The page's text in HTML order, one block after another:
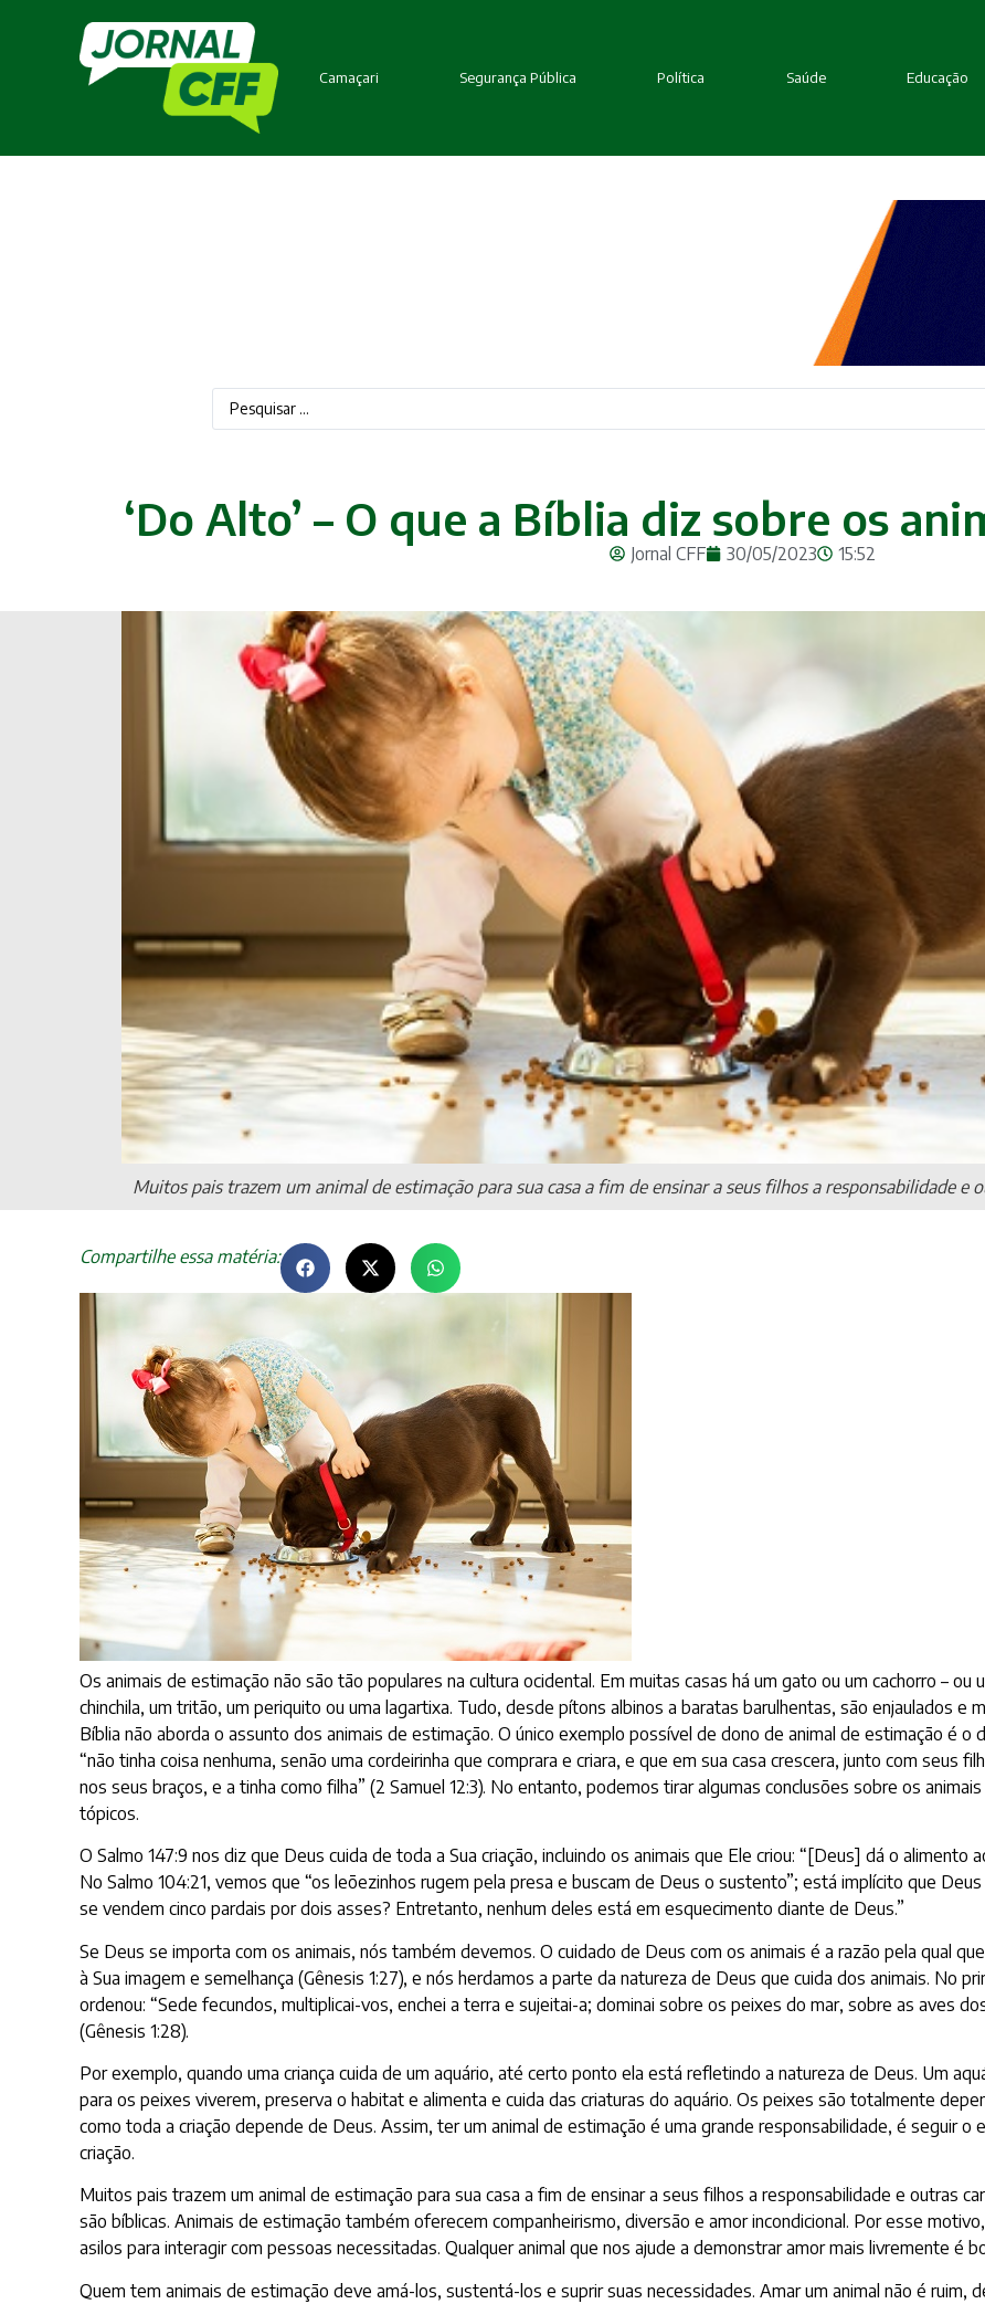
Camaçari Segurança Pública Política Saúde Educação
‘Do Alto’ – O que a Bíblia diz sobre os
Jornal CFF 30/05/2023 15:52
Muitos pais trazem um animal de estimação para sua casa a fim de ensinar a seus filhos a responsabilidade e
Compartilhe essa matéria:
Os animais de estimação não são tão populares na cultura ocidental. Em muitas casas há um gato ou um cachorro –
chinchila, um tritão, um periquito ou uma lagartixa. Tudo, desde pítons albinos a baratas barulhentas, são enjaulados e
Bíblia não aborda o assunto dos animais de estimação. O único exemplo possível de dono de animal de estimação é
“não tinha coisa nenhuma, senão uma cordeirinha que comprara e criara, e que em sua casa crescera, junto com seus
nos seus braços, e a tinha como filha” (2 Samuel 12:3). No entanto, podemos tirar algumas conclusões sobre os
tópicos.
O Salmo 147:9 nos diz que Deus cuida de toda a Sua criação, incluindo os animais que Ele criou: “[Deus] dá o alimento
No Salmo 104:21, vemos que “os leõezinhos rugem pela presa e buscam de Deus o sustento”; está implícito que
se vendem cinco pardais por dois asses? Entretanto, nenhum deles está em esquecimento diante de Deus.”
Se Deus se importa com os animais, nós também devemos. O cuidado de Deus com os animais é a razão pela qual
à Sua imagem e semelhança (Gênesis 1:27), e nós herdamos a parte da natureza de Deus que cuida dos animais. No
ordenou: “Sede fecundos, multiplicai-vos, enchei a terra e sujeitai-a; dominai sobre os peixes do mar, sobre as aves
(Gênesis 1:28).
Por exemplo, quando uma criança cuida de um aquário, até certo ponto ela está refletindo a natureza de Deus. Um
para os peixes viverem, preserva o habitat e alimenta e cuida das criaturas do aquário. Os peixes são totalmente
como toda a criação depende de Deus. Assim, ter um animal de estimação é uma grande responsabilidade, é seguir
criação.
Muitos pais trazem um animal de estimação para sua casa a fim de ensinar a seus filhos a responsabilidade e outras
são bíblicas. Animais de estimação também oferecem companheirismo, diversão e amor incondicional. Por esse
asilos para interagir com pessoas necessitadas. Qualquer animal que nos ajude a demonstrar amor mais livremente é
Quem tem animais de estimação deve amá-los, sustentá-los e suprir suas necessidades. Amar um animal não é ruim,